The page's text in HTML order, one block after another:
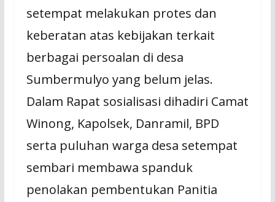
setempat melakukan protes dan
keberatan atas kebijakan terkait
berbagai persoalan di desa
Sumbermulyo yang belum jelas.
Dalam Rapat sosialisasi dihadiri Camat
Winong, Kapolsek, Danramil, BPD
serta puluhan warga desa setempat
sembari membawa spanduk
penolakan pembentukan Panitia